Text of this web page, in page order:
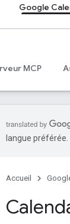
Google
MCP
langue
Accueil